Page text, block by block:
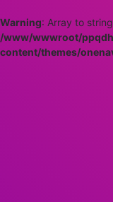
Warning: Array to
/www/wwwroot/
content/themes/